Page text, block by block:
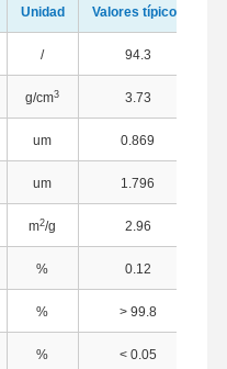
Unidad Valores típicos
/ 94.3
g/cm3 3.73
um 0.869
um 1.796
m2/g 2.96
% 0.12
% > 99.8
% < 0.05